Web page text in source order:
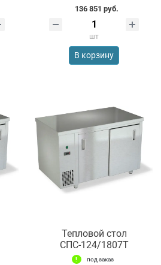
136 851 руб.
шт
В корзину
Тепловой стол
СПС-124/1807Т
под заказ